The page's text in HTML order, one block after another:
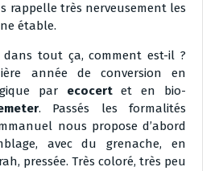
rappelle très nerveusement les
étable.
tout ça, comment est-il ?
année de conversion en
par ecocertet en bio-
. Passés les formalités
nous propose d’abord
avec du grenache, en
pressée. Très coloré, très peu